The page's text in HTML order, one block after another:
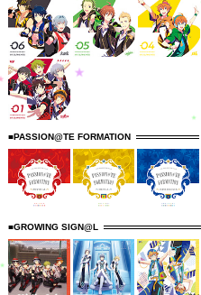
■PASSION@TE FORMATION
■GROWING SIGN@L